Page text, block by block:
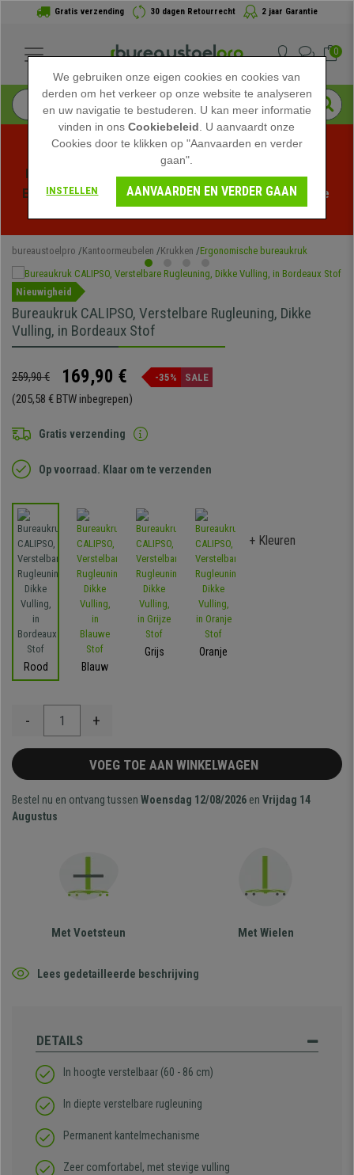
Gratis verzending 30 dagen Retourrecht 2 jaar Garantie
0
Profiteer van de Zomeruitverkoop bij bureaustoelpro!
Exclusieve kortingen voor een beperkte tijd - Bekijk de
bureaustoelpro Kantoormeubelen Krukken Ergonomische bureaukruk
Nieuwigheid
Bureaukruk CALIPSO, Verstelbare Rugleuning, Dikke
Vulling, in Bordeaux Stof
259,90 € 169,90 € -35% SALE
(205,58 € BTW inbegrepen)
Gratis verzending
Op voorraad. Klaar om te verzenden
Rood Blauw
Grijs Oranje
+ Kleuren
- +
VOEG TOE AAN WINKELWAGEN
Bestel nu en ontvang tussen Woensdag 12/08/2026 en Vrijdag 14
Augustus
Met Voetsteun Met Wielen
Lees gedetailleerde beschrijving
DETAILS
In hoogte verstelbaar (60 - 86 cm)
In diepte verstelbare rugleuning
Permanent kantelmechanisme
Zeer comfortabel, met stevige vulling
We gebruiken onze eigen cookies en cookies van
derden om het verkeer op onze website te analyseren
en uw navigatie te bestuderen. U kan meer informatie
vinden in onsCookiebeleid . U aanvaardt onze
Cookies door te klikken op "Aanvaarden en verder
gaan".
INSTELLEN AANVAARDEN EN VERDER GAAN